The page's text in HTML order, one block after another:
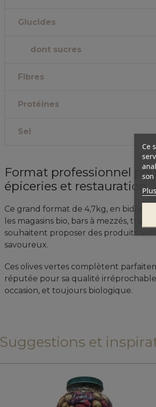
Glucides
dont sucres
Fibres
Protéines
Sel
Format professionnel
épiceries et restauration
Ce grand format de 4,7kg, en bidon
les magasins bio, bars à mezzés,
souhaitent proposer des produits
savoureux.
Ces olives vertes complètent
réputée pour sa qualité
occasion, et toujours biologique.
Suggestions et
Ce
son